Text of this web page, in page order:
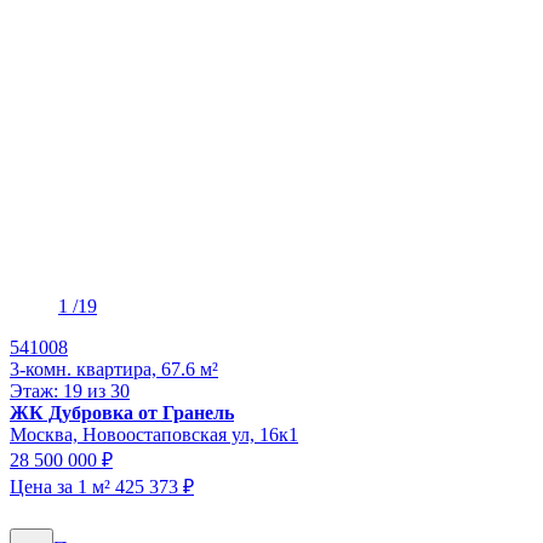
1 /19
541008
3-комн. квартира, 67.6 м²
Этаж: 19 из 30
ЖК Дубровка от Гранель
Москва, Новоостаповская ул, 16к1
28 500 000 ₽
Цена за 1 м² 425 373 ₽